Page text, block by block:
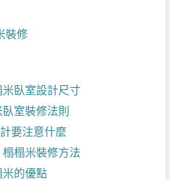
裝修
臥室設計尺寸
室裝修法則
要注意什麼
榻米裝修方法
米的優點